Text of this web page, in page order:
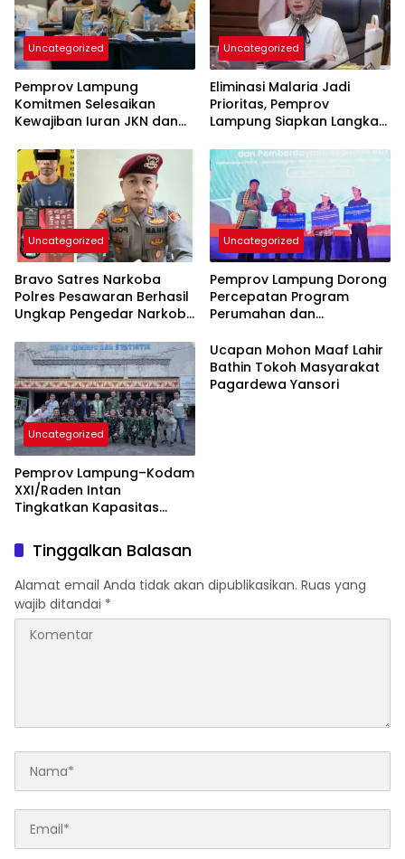
Uncategorized
Pemprov Lampung
Komitmen Selesaikan
Kewajiban Iuran JKN dan
Kepesertaan BPJS
Kesehatan
Uncategorized
Eliminasi Malaria Jadi
Prioritas, Pemprov
Lampung Siapkan Langkah
Uncategorized
Bravo Satres Narkoba
Polres Pesawaran Berhasil
Ungkap Pengedar Narkoba
Uncategorized
Pemprov Lampung Dorong
Percepatan Program
Perumahan dan
Rakyat
Uncategorized
Pemprov Lampung–Kodam
XXI/Raden Intan
Tingkatkan Kapasitas
Komunikasi Publik
Ucapan Mohon Maaf Lahir
Bathin Tokoh Masyarakat
Pagardewa Yansori
Tinggalkan Balasan
Alamat email Anda tidak akan dipublikasikan. Ruas yang
wajib ditandai *